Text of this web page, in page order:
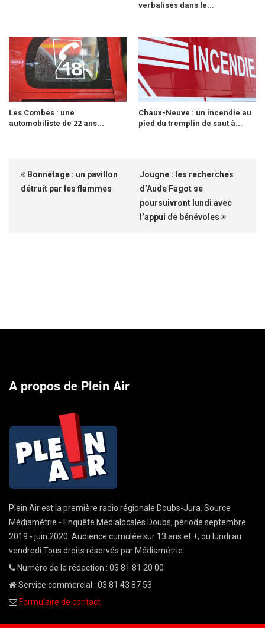
verbalisés dans le...
Les Combes : une
automobiliste de 22 ans...
Chaux-Neuve : un incendie au
pied du tremplin de saut à...
Bonnétage : un pavillon
détruit par les flammes
Jougne : les recherches
d’Aude Fagot se
poursuivront lundi avec
l’appui de bénévoles
A propos de Plein Air
Plein Air est la première radio régionale Doubs-Jura. Source
Médiamétrie - Enquête Médialocales Doubs, période septembre
2019 - juin 2020. Audience cumulée sur 13 ans et +, du lundi au
vendredi.Tous droits réservés par Médiamétrie.
Numéro de la rédaction : 03 81 81 20 00
Service commercial : 03 81 43 87 53
Formulaire de contact